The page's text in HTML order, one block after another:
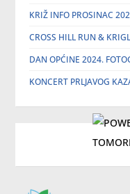
KRIŽ INFO PROSINAC
CROSS HILL RUN &
DAN OPĆINE 2024.
KONCERT PRLJAVOG